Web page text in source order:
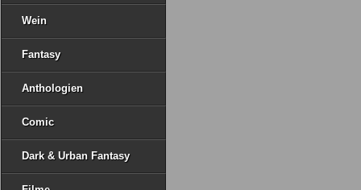
Wein
Fantasy
Anthologien
Comic
Dark & Urban Fantasy